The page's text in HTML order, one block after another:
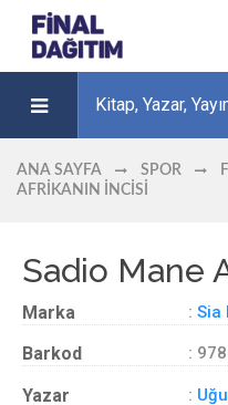
ANA SAYFA SPOR
AFRIKANIN İNCISI
Sadio Mane
Marka : Sia
Barkod :
Yazar :